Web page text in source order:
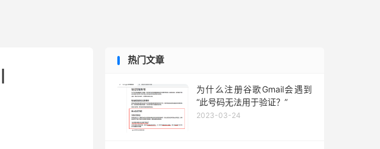
热门文章
为什么注册谷歌Gmail会遇到
“此号码无法用于验证？”
2023-03-24